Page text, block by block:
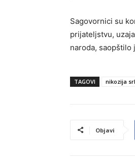
Sagovornici su
prijateljstvu,
naroda, saopštilo
TAGOVI nikozija
Objavi